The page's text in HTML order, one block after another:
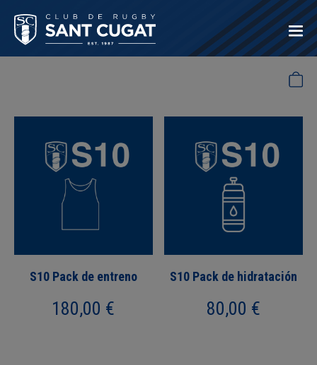
S10 Pack de entreno
180,00 €
S10 Pack de hidratación
80,00 €